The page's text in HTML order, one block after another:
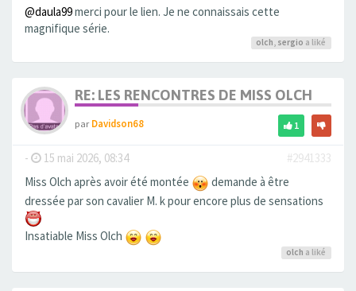
@daula99merci pour le lien. Je ne connaissais cette
magnifique série.
olch, sergio a liké
RE: LES RENCONTRES DE MISS OLCH
parDavidson68 1
- 15 mai 2026, 08:34
#2941333
Miss Olch après avoir été montée
demande à être
dressée par son cavalier M. k pour encore plus de sensations
Insatiable Miss Olch
olch a liké